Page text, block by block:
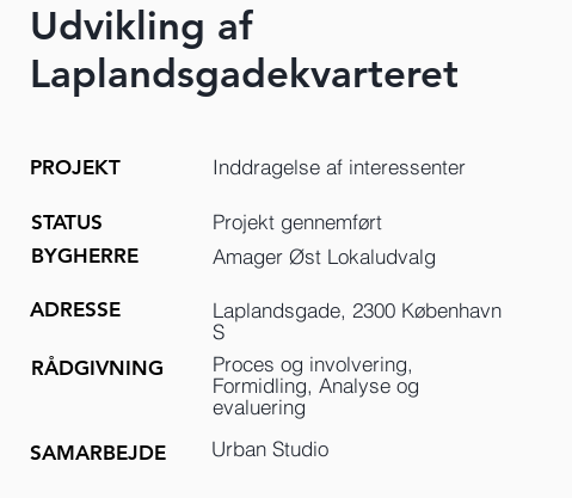
Udvikling af
Laplandsgadekvarteret
PROJEKT
STATUS
BYGHERRE
ADRESSE
RÅDGIVNING
SAMARBEJDE
Inddragelse af interessenter
Projekt gennemført
Amager Øst Lokaludvalg
Laplandsgade, 2300 København
S
Proces og involvering,
Formidling, Analyse og
evaluering
Urban Studio